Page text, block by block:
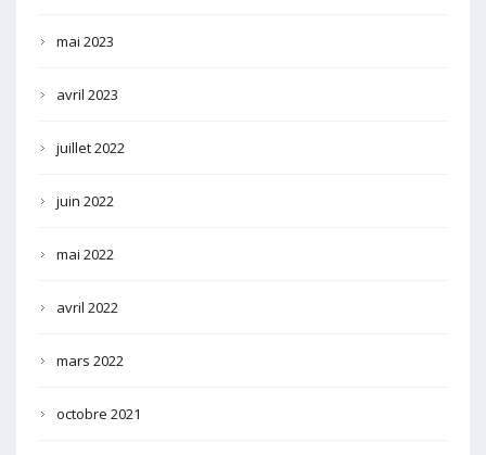
mai 2023
avril 2023
juillet 2022
juin 2022
mai 2022
avril 2022
mars 2022
octobre 2021